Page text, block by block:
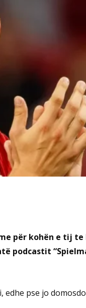
për kohën e tij te
podcastit
edhe pse jo